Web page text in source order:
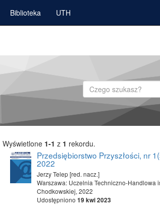
Biblioteka UTH
Szukaj
Wyświetlone 1-1 z 1 rekordu.
Przedsiębiorstwo Przyszłości, nr
2022
Jerzy Telep [red. nacz.]
Warszawa: Uczelnia Techniczno-Handlowa
Chodkowskiej, 2022
Udostępniono 19 kwi 2023